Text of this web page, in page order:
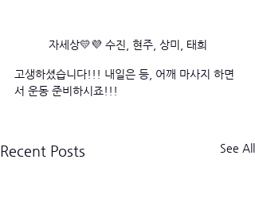
자세상💛💜 수진, 현주, 상미, 태희
고생하셨습니다!!! 내일은 등, 어깨 마사지 하면
서 운동 준비하시죠!!!
Recent Posts See All